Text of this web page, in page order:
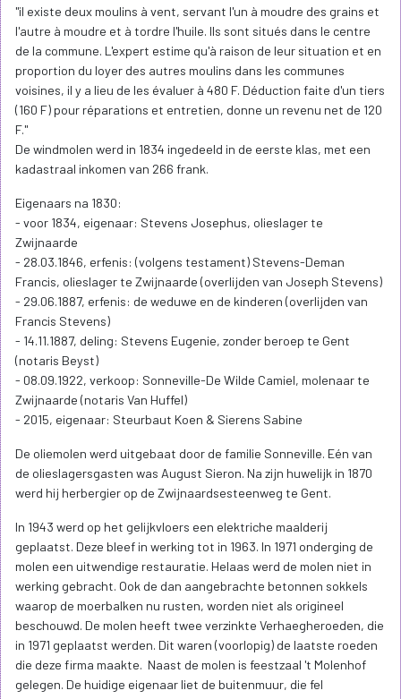
"il existe deux moulins à vent, servant l'un à moudre des grains et
l'autre à moudre et à tordre l'huile. Ils sont situés dans le centre
de la commune. L'expert estime qu'à raison de leur situation et en
proportion du loyer des autres moulins dans les communes
voisines, il y a lieu de les évaluer à 480 F. Déduction faite d'un tiers
(160 F) pour réparations et entretien, donne un revenu net de 120
F."
De windmolen werd in 1834 ingedeeld in de eerste klas, met een
kadastraal inkomen van 266 frank.
Eigenaars na 1830:
- voor 1834, eigenaar: Stevens Josephus, olieslager te
Zwijnaarde
- 28.03.1846, erfenis: (volgens testament) Stevens-Deman
Francis, olieslager te Zwijnaarde (overlijden van Joseph Stevens)
- 29.06.1887, erfenis: de weduwe en de kinderen (overlijden van
Francis Stevens)
- 14.11.1887, deling: Stevens Eugenie, zonder beroep te Gent
(notaris Beyst)
- 08.09.1922, verkoop: Sonneville-De Wilde Camiel, molenaar te
Zwijnaarde (notaris Van Huffel)
- 2015, eigenaar: Steurbaut Koen & Sierens Sabine
De oliemolen werd uitgebaat door de familie Sonneville. Eén van
de olieslagersgasten was August Sieron. Na zijn huwelijk in 1870
werd hij herbergier op de Zwijnaardsesteenweg te Gent.
In 1943 werd op het gelijkvloers een elektriche maalderij
geplaatst. Deze bleef in werking tot in 1963. In 1971 onderging de
molen een uitwendige restauratie. Helaas werd de molen niet in
werking gebracht. Ook de dan aangebrachte betonnen sokkels
waarop de moerbalken nu rusten, worden niet als origineel
beschouwd. De molen heeft twee verzinkte Verhaegheroeden, die
in 1971 geplaatst werden. Dit waren (voorlopig) de laatste roeden
die deze firma maakte. Naast de molen is feestzaal 't Molenhof
gelegen. De huidige eigenaar liet de buitenmuur, die fel